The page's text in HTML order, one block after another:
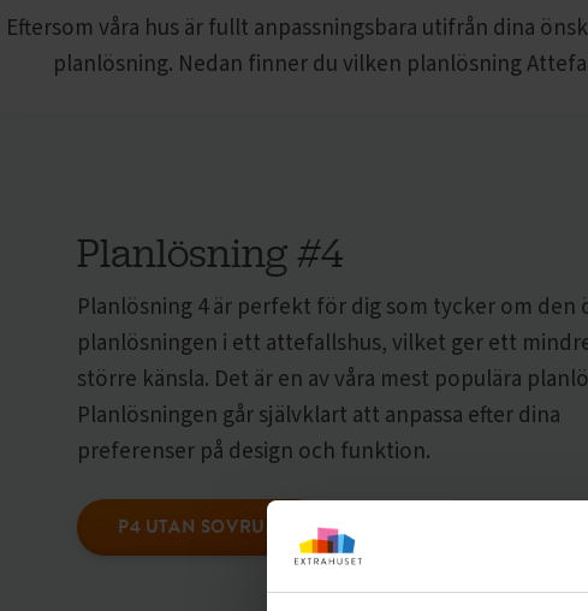
Eftersom våra hus är fullt anpassningsbara utifrån dina
planlösning. Nedan finner du vilken planlösning
Planlösning #4
Planlösning 4 är perfekt för dig som tycker om den
planlösningen i ett attefallshus, vilket ger ett
större känsla. Det är en av våra mest populära
Planlösningen går självklart att anpassa efter dina
preferenser på design och funktion.
P4 UTAN SOVRUM